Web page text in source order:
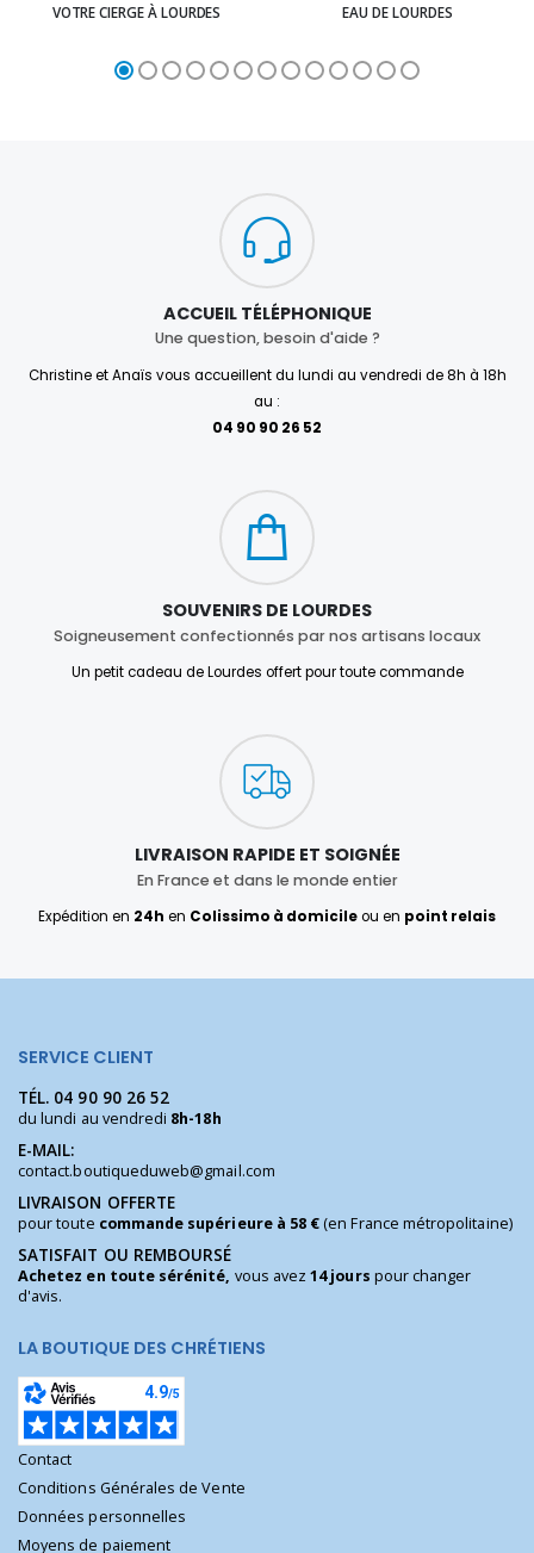
VOTRE CIERGE À LOURDES EAU DE LOURDES
ACCUEIL TÉLÉPHONIQUE
Une question, besoin d'aide ?
Christine et Anaïs vous accueillent du lundi au vendredi de 8h à 18h
au :
04 90 90 26 52
SOUVENIRS DE LOURDES
Soigneusement confectionnés par nos artisans locaux
Un petit cadeau de Lourdes offert pour toute commande
LIVRAISON RAPIDE ET SOIGNÉE
En France et dans le monde entier
Expédition en 24h en Colissimo à domicileou en point relais
SERVICE CLIENT
TÉL. 04 90 90 26 52
du lundi au vendredi 8h-18h
E-MAIL:
contact.boutiqueduweb@gmail.com
LIVRAISON OFFERTE
pour toute commande supérieure à 58 €(en France métropolitaine)
SATISFAIT OU REMBOURSÉ
Achetez en toute sérénité, vous avez14 jours pour changer
d'avis.
LA BOUTIQUE DES CHRÉTIENS
Contact
Conditions Générales de Vente
Données personnelles
Moyens de paiement